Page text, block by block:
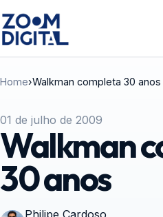
Home›Walkman completa 30 anos
01 de julho de 2009
Walkman
30 anos
Philipe Cardoso